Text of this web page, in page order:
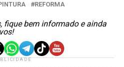
REFORMA
fique bem informado e ainda